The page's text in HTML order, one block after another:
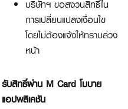
บริษัทฯ ขอสงวนสิทธิ์ใน
การเปลี่ยนแปลงเงื่อนไข
โดยไม่ต้องแจ้งให้ทราบล่วง
หน้า
รับสิทธิ์ผ่าน M Card โมบาย
แอปพลิเคชัน